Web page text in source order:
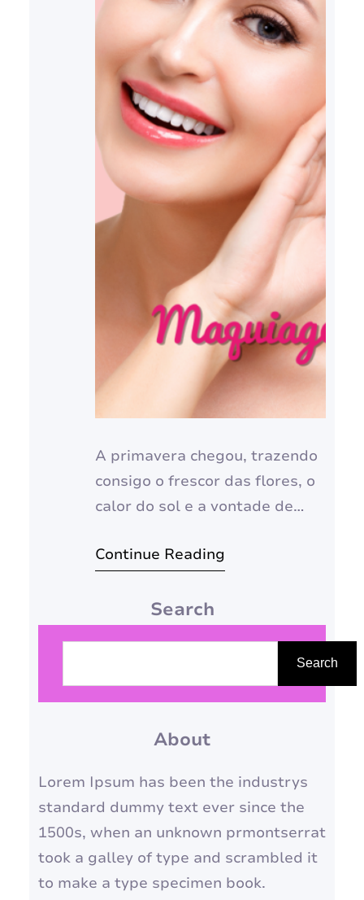
A primavera chegou, trazendo
consigo o frescor das flores, o
calor do sol e a vontade de
melhor do que uma
realçar a beleza da estação,
tendência perfeita para quem
busca um look radiante e
saudável,…
Continue Reading
Search
s
a
r
Search
About
Lorem Ipsum has been the industrys
standard dummy text ever since the
1500s, when an unknown prmontserrat
took a galley of type and scrambled it
to make a type specimen book.